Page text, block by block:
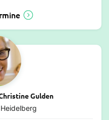
Gulden